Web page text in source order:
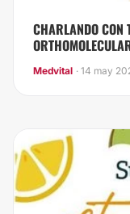
CHARLANDO CON
Medvital · 14 may